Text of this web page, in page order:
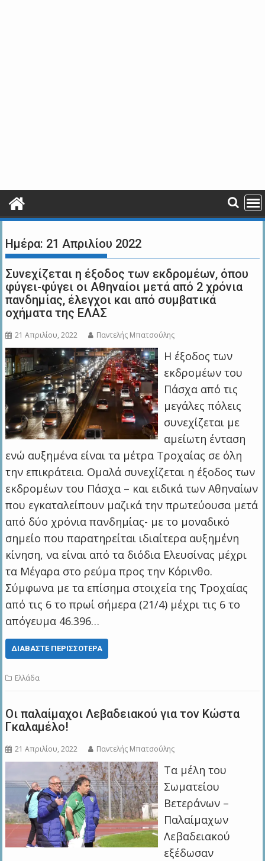
Ημέρα: 21 Απριλίου 2022
Συνεχίζεται η έξοδος των εκδρομέων, όπου
φύγει-φύγει οι Αθηναίοι μετά από 2 χρόνια
πανδημίας, έλεγχοι και από συμβατικά
οχήματα της ΕΛΑΣ
21 Απριλίου, 2022 Παντελής Μπατσούλης
Η έξοδος των
εκδρομέων του
Πάσχα από τις
μεγάλες πόλεις
συνεχίζεται με
αμείωτη ένταση
ενώ αυξημένα είναι τα μέτρα Τροχαίας σε όλη
την επικράτεια. Ομαλά συνεχίζεται η έξοδος των
εκδρομέων του Πάσχα – και ειδικά των Αθηναίων
που εγκαταλείπουν μαζικά την πρωτεύουσα μετά
από δύο χρόνια πανδημίας- με το μοναδικό
σημείο που παρατηρείται ιδιαίτερα αυξημένη
κίνηση, να είναι από τα διόδια Ελευσίνας μέχρι
τα Μέγαρα στο ρεύμα προς την Κόρινθο.
Σύμφωνα με τα επίσημα στοιχεία της Τροχαίας
από τις 6 το πρωί σήμερα (21/4) μέχρι τις 6 το
απόγευμα 46.396…
ΔΙΑΒΆΣΤΕ ΠΕΡΙΣΣΌΤΕΡΑ
Ελλάδα
Οι παλαίμαχοι Λεβαδειακού για τον Κώστα
Γκαλαμέλο!
21 Απριλίου, 2022 Παντελής Μπατσούλης
Τα μέλη του
Σωματείου
Βετεράνων –
Παλαίμαχων
Λεβαδειακού
εξέδωσαν